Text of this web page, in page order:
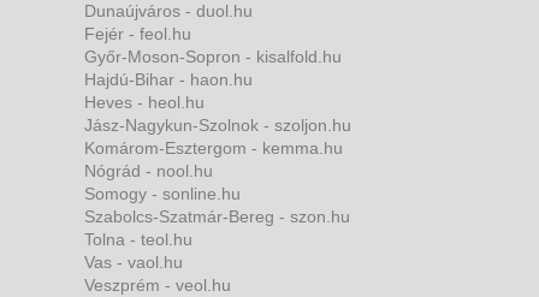
Dunaújváros - duol.hu
Fejér - feol.hu
Győr-Moson-Sopron - kisalfold.hu
Hajdú-Bihar - haon.hu
Heves - heol.hu
Jász-Nagykun-Szolnok - szoljon.hu
Komárom-Esztergom - kemma.hu
Nógrád - nool.hu
Somogy - sonline.hu
Szabolcs-Szatmár-Bereg - szon.hu
Tolna - teol.hu
Vas - vaol.hu
Veszprém - veol.hu